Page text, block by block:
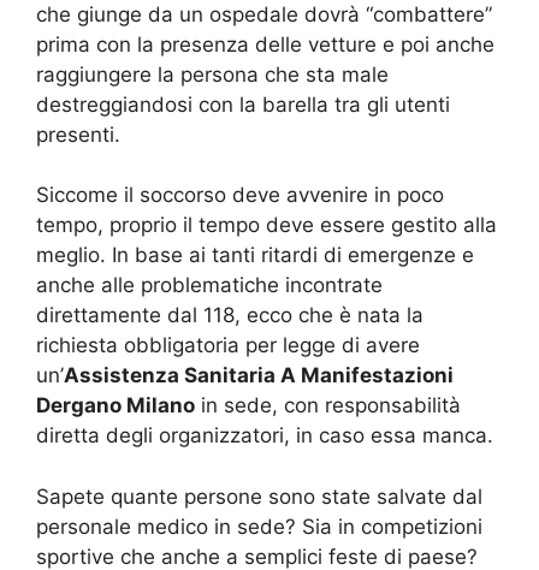
che giunge da un ospedale dovrà “combattere”
prima con la presenza delle vetture e poi anche
raggiungere la persona che sta male
destreggiandosi con la barella tra gli utenti
presenti.
Siccome il soccorso deve avvenire in poco
tempo, proprio il tempo deve essere gestito alla
meglio. In base ai tanti ritardi di emergenze e
anche alle problematiche incontrate
direttamente dal 118, ecco che è nata la
richiesta obbligatoria per legge di avere
un’Assistenza Sanitaria A Manifestazioni
Dergano Milano in sede, con responsabilità
diretta degli organizzatori, in caso essa manca.
Sapete quante persone sono state salvate dal
personale medico in sede? Sia in competizioni
sportive che anche a semplici feste di paese?